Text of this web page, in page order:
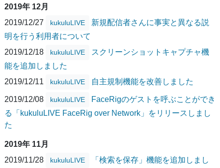
2019年 12月
2019/12/27
kukuluLIVE
新規配信者さんに事実と異なる説
明を行う利用者について
2019/12/18
kukuluLIVE
スクリーンショットキャプチャ機
能を追加しました
2019/12/11
kukuluLIVE 自主規制機能を改善しました
2019/12/08 kukuluLIVE
FaceRigのゲストを呼ぶことができ
る「kukuluLIVE FaceRig over Network」をリリースしまし
た
2019年 11月
2019/11/28
kukuluLIVE
「検索を保存」機能を追加しまし